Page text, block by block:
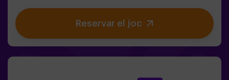
amics?🔦 Amagar-se en la Foscor és un joc immersiu
sensorial inspirat en el joc d’amagar-se de tota la vida,
però portat a un altre nivell: moviment, adrenalina i
Reservar el joc